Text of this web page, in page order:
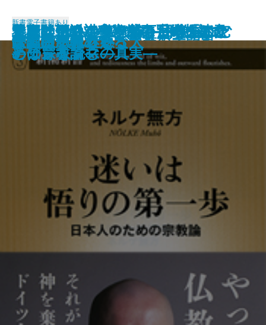
戦国武将の明暗
勝負論
寂しさの力
日本人が知らない漁業の大問題
「高倉健」という生き方
墓と葬式の見積りをとってみた
北朝鮮・絶対秘密文書―体制を脅
かす「悪党」たち―
無頼のススメ
沖縄の不都合な真実
チャイナハラスメント―中国にむ
しられる日本企業―
新書電子書籍あり
迷いは悟りの第一歩―日本人のた
めの宗教論―
マーケティングの嘘―団塊シニア
と子育てママの真実―
医師の一分
将軍と側近―室鳩巣の手紙を読む
―
がんばると迷惑な人
賢者の戦略―生き残るためのイン
テリジェンス―
ぼくは眠れない
居酒屋を極める
天皇陛下の本心―25万字の「おこ
とば」を読む―
歌謡曲が聴こえる